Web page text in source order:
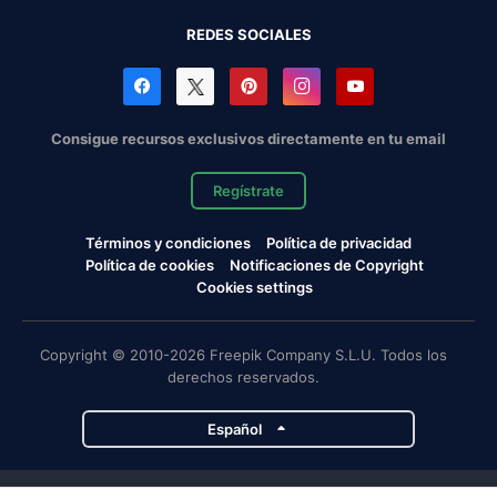
REDES SOCIALES
Consigue recursos exclusivos directamente en tu email
Regístrate
Términos y condiciones
Política de privacidad
Política de cookies
Notificaciones de Copyright
Cookies settings
Copyright © 2010-2026 Freepik Company S.L.U. Todos los
derechos reservados.
Español